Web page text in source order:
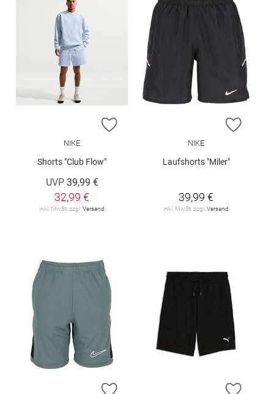
ZUR WUNSCHLISTE HINZUFÜGEN
NIKE
Shorts "Club Flow"
UVP 39,99 €
32,99 €
inkl. MwSt. zzgl. Versand
ZUR
NIKE
Laufshorts "Miler"
39,99 €
inkl. MwSt. zzgl. Versand
ZUR WUNSCHLISTE HINZUFÜGEN
ZUR